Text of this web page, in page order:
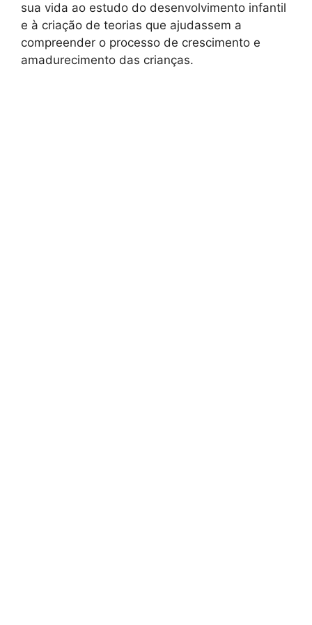
sua vida ao estudo do desenvolvimento infantil
e à criação de teorias que ajudassem a
compreender o processo de crescimento e
amadurecimento das crianças.